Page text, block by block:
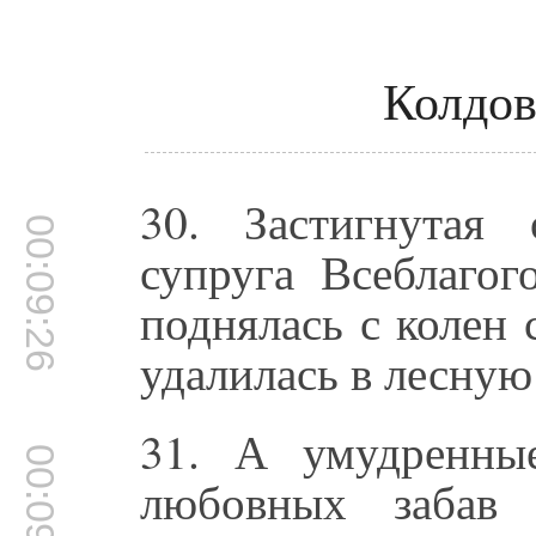
00:09:26 30. Застигнутая
супруга
поднялась с
удалилась в
31. А
любовных